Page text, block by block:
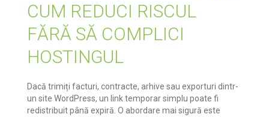
CUM REDUCI RISCUL
FĂRĂ SĂ COMPLICI
HOSTINGUL
Dacă trimiți facturi, contracte, arhive sau exporturi dintr-
un site WordPress, un link temporar simplu poate fi
redistribuit până expiră. O abordare mai sigură este